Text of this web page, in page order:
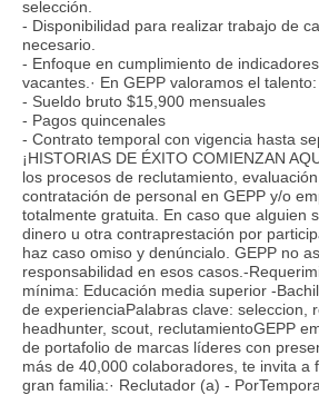
selección.
- Disponibilidad para realizar trabajo de
necesario.
- Enfoque en cumplimiento de
vacantes.· En GEPP valoramos el talento:
- Sueldo bruto $15,900 mensuales
- Pagos quincenales
- Contrato temporal con vigencia hasta
¡HISTORIAS DE ÉXITO COMIENZAN
los procesos de reclutamiento,
contratación de personal en GEPP y/o
totalmente gratuita. En caso que alguien
dinero u otra contraprestación por
haz caso omiso y denúncialo. GEPP no
responsabilidad en esos casos.-
mínima: Educación media superior -
de experienciaPalabras clave: seleccion,
headhunter, scout, reclutamientoGEPP
de portafolio de marcas líderes con
más de 40,000 colaboradores, te invita a
gran familia:· Reclutador (a) -